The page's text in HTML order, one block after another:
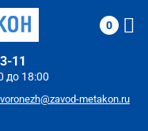
до 18:00
11
voronezh@zavod-metakon.ru
0